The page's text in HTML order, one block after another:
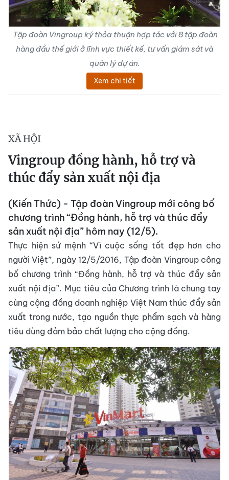
Tập đoàn Vingroup ký thỏa thuận hợp tác với 8 tập đoàn
hàng đầu thế giới ở lĩnh vực thiết kế, tư vấn giám sát và
quản lý dự án.
Xem chi tiết
XÃ HỘI
Vingroup đồng hành, hỗ trợ và
thúc đẩy sản xuất nội địa
(Kiến Thức) - Tập đoàn Vingroup mới công bố
chương trình “Đồng hành, hỗ trợ và thúc đẩy
sản xuất nội địa” hôm nay (12/5).
Thực hiện sứ mệnh “Vì cuộc sống tốt đẹp hơn cho
người Việt”, ngày 12/5/2016, Tập đoàn Vingroup công
bố chương trình “Đồng hành, hỗ trợ và thúc đẩy sản
xuất nội địa”. Mục tiêu của Chương trình là chung tay
cùng cộng đồng doanh nghiệp Việt Nam thúc đẩy sản
xuất trong nước, tạo nguồn thực phẩm sạch và hàng
tiêu dùng đảm bảo chất lượng cho cộng đồng.